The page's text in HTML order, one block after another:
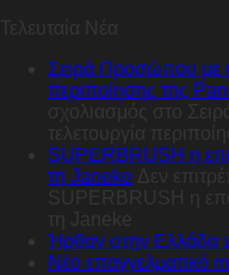
Τελευταία Νέα
Σειρά Προσώπου με
περιποίησης της
σχολιασμός
στο
τελετουργία
SUPERBRUSH η
τη Janeke Δεν
SUPERBRUSH η
τη Janeke
Ήρθαν στην Ελλάδα
Nέο επαγγελματικό